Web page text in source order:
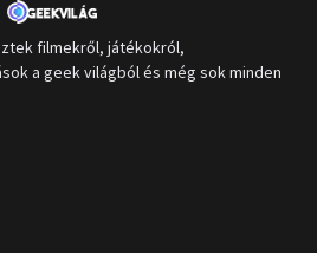
filmekről, játékokról,
a geek világból és még sok minden